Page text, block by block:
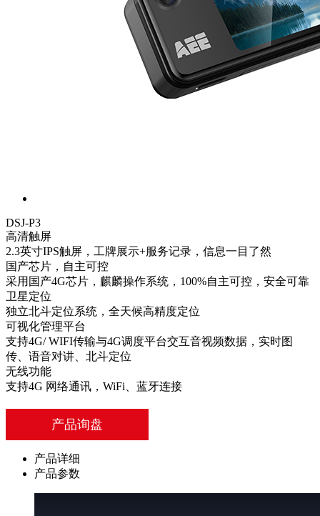
DSJ-P3
高清触屏
2.3英寸IPS触屏，工牌展示+服务记录，信息一目了然
国产芯片，自主可控
采用国产4G芯片，麒麟操作系统，100%自主可控，安全可靠
卫星定位
独立北斗定位系统，全天候高精度定位
可视化管理平台
支持4G/ WIFI传输与4G调度平台交互音视频数据，实时图
传、语音对讲、北斗定位
无线功能
支持4G 网络通讯，WiFi、蓝牙连接
产品询盘
产品详细
产品参数